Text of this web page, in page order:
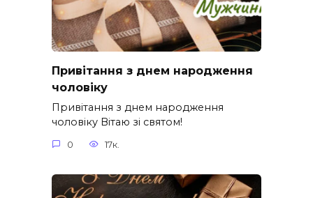
Привітання з днем народження
чоловіку
Привітання з днем народження
чоловіку Вітаю зі святом!
0 17к.